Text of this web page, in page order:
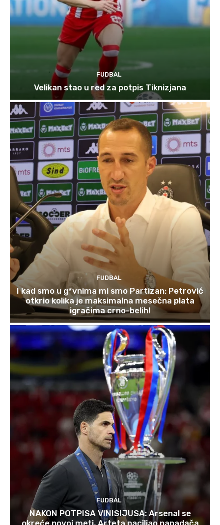
FUDBAL
Velikan stao u red za potpis Tiknizjana
FUDBAL
I kad smo u g*vnima mi smo Partizan: Petrović
otkrio kolika je maksimalna mesečna plata
igračima crno-belih!
FUDBAL
NAKON POTPISA VINISIJUSA: Arsenal se